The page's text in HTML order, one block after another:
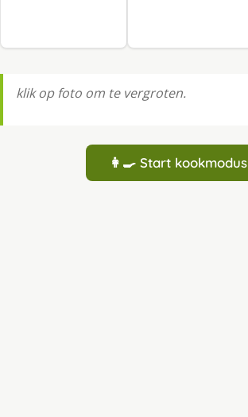
klik op foto om te vergroten.
👩‍🍳 Start kookmodus